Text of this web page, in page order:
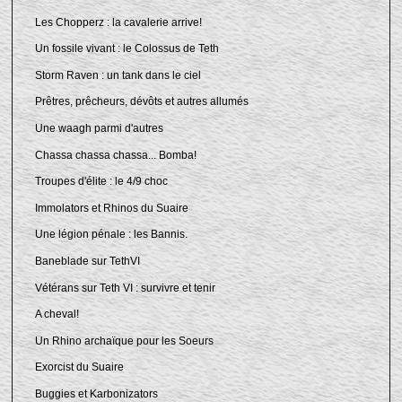
Les Chopperz : la cavalerie arrive!
Un fossile vivant : le Colossus de Teth
Storm Raven : un tank dans le ciel
Prêtres, prêcheurs, dévôts et autres allumés
Une waagh parmi d'autres
Chassa chassa chassa... Bomba!
Troupes d'élite : le 4/9 choc
Immolators et Rhinos du Suaire
Une légion pénale : les Bannis.
Baneblade sur TethVI
Vétérans sur Teth VI : survivre et tenir
A cheval!
Un Rhino archaïque pour les Soeurs
Exorcist du Suaire
Buggies et Karbonizators